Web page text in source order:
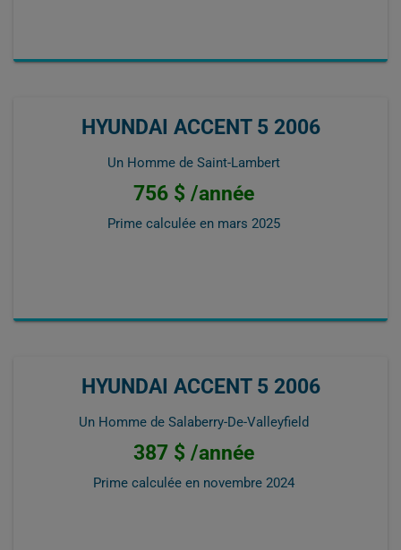
HYUNDAI ACCENT 5 2006
Un Homme de Saint-Lambert
756 $ /année
Prime calculée en mars 2025
HYUNDAI ACCENT 5 2006
Un Homme de Salaberry-De-Valleyfield
387 $ /année
Prime calculée en novembre 2024